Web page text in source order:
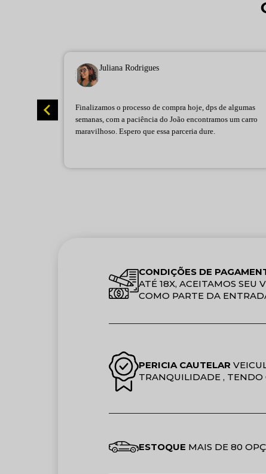
Juliana Rodrigues
Finalizamos o processo de compra hoje, dps de algumas
semanas, com a paciência do João encontramos um carro
maravilhoso. Espero que essa parceria dure.
CONDIÇÕES DE
ATÉ 18X, ACEITAMOS SEU
COMO PARTE DA
PERICIA CAUTELAR
TRANQUILIDADE , TENDO
ESTOQUE MAIS DE 80